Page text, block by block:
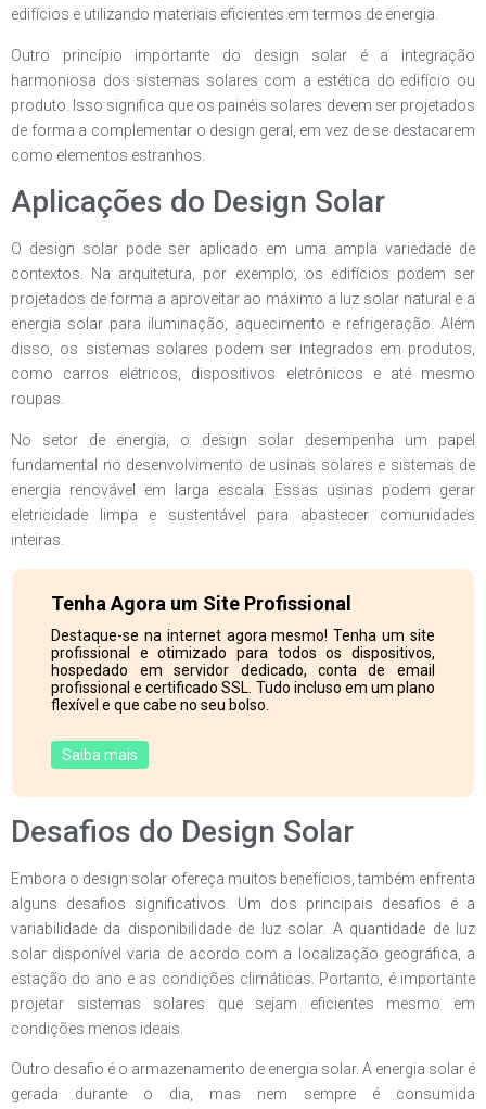
edifícios e utilizando materiais eficientes em termos de energia.
Outro princípio importante do design solar é a integração
harmoniosa dos sistemas solares com a estética do edifício ou
produto. Isso significa que os painéis solares devem ser projetados
de forma a complementar o design geral, em vez de se destacarem
como elementos estranhos.
Aplicações do Design Solar
O design solar pode ser aplicado em uma ampla variedade de
contextos. Na arquitetura, por exemplo, os edifícios podem ser
projetados de forma a aproveitar ao máximo a luz solar natural e a
energia solar para iluminação, aquecimento e refrigeração. Além
disso, os sistemas solares podem ser integrados em produtos,
como carros elétricos, dispositivos eletrônicos e até mesmo
roupas.
No setor de energia, o design solar desempenha um papel
fundamental no desenvolvimento de usinas solares e sistemas de
energia renovável em larga escala. Essas usinas podem gerar
eletricidade limpa e sustentável para abastecer comunidades
inteiras.
Tenha Agora um Site Profissional
Destaque-se na internet agora mesmo! Tenha um site
profissional e otimizado para todos os dispositivos,
hospedado em servidor dedicado, conta de email
profissional e certificado SSL. Tudo incluso em um plano
flexível e que cabe no seu bolso.
Saiba mais
Desafios do Design Solar
Embora o design solar ofereça muitos benefícios, também enfrenta
alguns desafios significativos. Um dos principais desafios é a
variabilidade da disponibilidade de luz solar. A quantidade de luz
solar disponível varia de acordo com a localização geográfica, a
estação do ano e as condições climáticas. Portanto, é importante
projetar sistemas solares que sejam eficientes mesmo em
condições menos ideais.
Outro desafio é o armazenamento de energia solar. A energia solar é
gerada durante o dia, mas nem sempre é consumida